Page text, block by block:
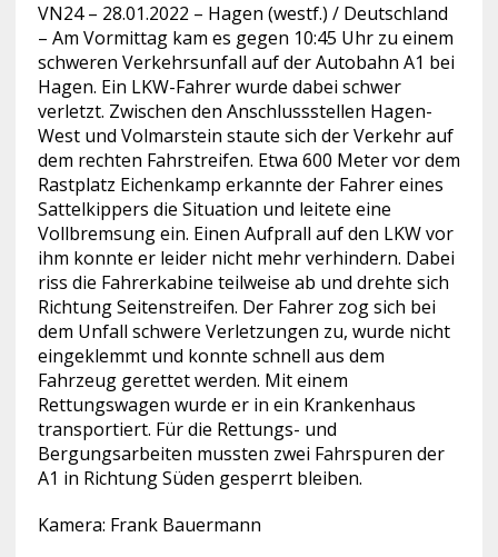
VN24 – 28.01.2022 – Hagen (westf.) / Deutschland
– Am Vormittag kam es gegen 10:45 Uhr zu einem
schweren Verkehrsunfall auf der Autobahn A1 bei
Hagen. Ein LKW-Fahrer wurde dabei schwer
verletzt. Zwischen den Anschlussstellen Hagen-
West und Volmarstein staute sich der Verkehr auf
dem rechten Fahrstreifen. Etwa 600 Meter vor dem
Rastplatz Eichenkamp erkannte der Fahrer eines
Sattelkippers die Situation und leitete eine
Vollbremsung ein. Einen Aufprall auf den LKW vor
ihm konnte er leider nicht mehr verhindern. Dabei
riss die Fahrerkabine teilweise ab und drehte sich
Richtung Seitenstreifen. Der Fahrer zog sich bei
dem Unfall schwere Verletzungen zu, wurde nicht
eingeklemmt und konnte schnell aus dem
Fahrzeug gerettet werden. Mit einem
Rettungswagen wurde er in ein Krankenhaus
transportiert. Für die Rettungs- und
Bergungsarbeiten mussten zwei Fahrspuren der
A1 in Richtung Süden gesperrt bleiben.
Kamera: Frank Bauermann